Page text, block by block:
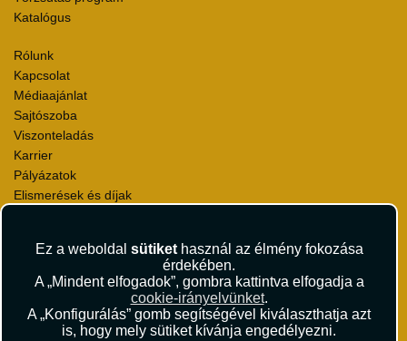
Ez a weboldal sütikethasznál az élmény fokozása
érdekében.
A „Mindent elfogadok”, gombra kattintva elfogadja a
cookie-irányelvünket.
A „Konfigurálás” gomb segítségével kiválaszthatja azt
is, hogy mely sütiket kívánja engedélyezni.
Katalógus
Rólunk
Kapcsolat
Médiaajánlat
Sajtószoba
Viszonteladás
Karrier
Pályázatok
Elismerések és díjak
Utazási Csomag Szerződési Feltételek
Útlemondás-biztosítás Szerződési Feltételek
Utasbiztosítás Szerződési Feltételek
Repülőjegy Szerződési Feltételek
Adatvédelem